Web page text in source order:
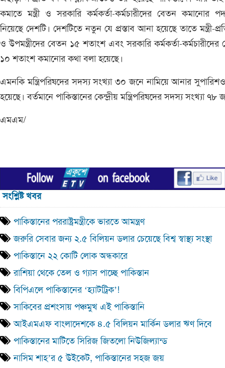
কমাতে মন্ত্রী ও সরকারি কর্মকর্তা-কর্মচারীদের বেতন কমানোর
নিয়েছে দেশটি। দেশটিতে নতুন যে প্রস্তাব আনা হয়েছে তাতে মন্ত্রী-
ও উপমন্ত্রীদের বেতন ১৫ শতাংশ এবং সরকারি কর্মকর্তা-কর্মচারীদের
১০ শতাংশ কমানোর কথা বলা হয়েছে।
এমনকি মন্ত্রিপরিষদের সদস্য সংখ্যা ৩০ জনে নামিয়ে আনার
হয়েছে। বর্তমানে পাকিস্তানের কেন্দ্রীয় মন্ত্রিপরিষদের সদস্য সংখ্যা ৭৮
এমএম/
সংশ্লিষ্ট খবর
পাকিস্তানের পররাষ্ট্রমন্ত্রীকে ভারতে আমন্ত্রণ
জরুরি সেবার জন্য ২.৫ বিলিয়ন ডলার চেয়েছে বিশ্ব স্বাস্থ্য সংস্থা
পাকিস্তানে ২২ কোটি লোক অন্ধকারে
রাশিয়া থেকে তেল ও গ্যাস পাচ্ছে পাকিস্তান
বিপিএলে পাকিস্তানের ‘হ্যাটট্রিক’!
সাকিবের প্রশংসায় পঞ্চমুখ এই পাকিস্তানি
আইএমএফ বাংলাদেশকে ৪.৫ বিলিয়ন মার্কিন ডলার ঋণ দিবে
পাকিস্তানের মাটিতে সিরিজ জিতলো নিউজিল্যান্ড
নাসিম শাহ’র ৫ উইকেট, পাকিস্তানের সহজ জয়